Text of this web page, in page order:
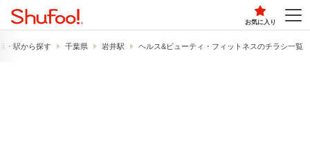
お気に入り
・駅から探す 千葉県 岩井駅 ヘルス&ビューティ・フィットネスのチラシ一覧